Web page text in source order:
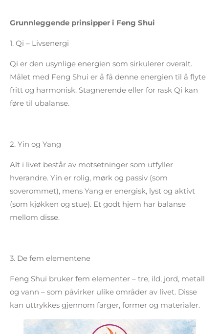
Grunnleggende prinsipper i Feng Shui
1. Qi – Livsenergi
Qi er den usynlige energien som sirkulerer overalt.
Målet med Feng Shui er å få denne energien til å flyte
fritt og harmonisk. Stagnerende eller for rask Qi kan
føre til ubalanse.
2. Yin og Yang
Alt i livet består av motsetninger som utfyller
hverandre. Yin er rolig, mørk og passiv (som
soverommet), mens Yang er energisk, lyst og aktivt
(som kjøkken og stue). Et godt hjem har balanse
mellom disse.
3. De fem elementene
Feng Shui bruker fem elementer – tre, ild, jord, metall
og vann – som påvirker ulike områder av livet. Disse
kan uttrykkes gjennom farger, former og materialer.